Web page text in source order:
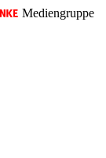
Mediengruppe